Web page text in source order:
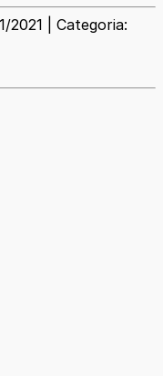
2021 | Categoria: